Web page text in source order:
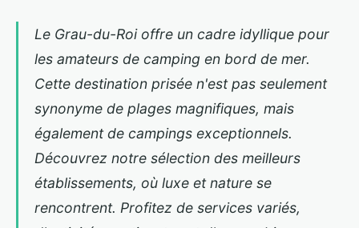
Découvrez le meilleur camping
en bord de mer au grau-du-roi
Le Grau-du-Roi offre un cadre idyllique pour
les amateurs de camping en bord de mer.
Cette destination prisée n'est pas seulement
synonyme de plages magnifiques, mais
également de campings exceptionnels.
Découvrez notre sélection des meilleurs
établissements, où luxe et nature se
rencontrent. Profitez de services variés,